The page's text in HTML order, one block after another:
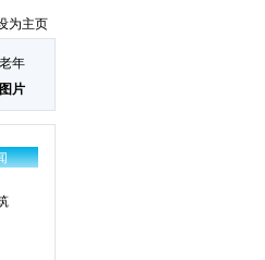
为主页
老年
图片